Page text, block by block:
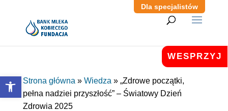
Otwórz pasek narzędzi
Dla specjalistów
WESPRZYJ
Strona główna » Wiedza » „Zdrowe początki,
pełna nadziei przyszłość” – Światowy Dzień
Zdrowia 2025